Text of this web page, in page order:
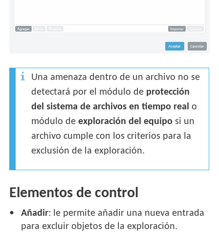
Una amenaza dentro de un archivo no se
detectará por el módulo de protección
del sistema de archivos en tiempo real o
módulo deexploración del equipo si un
archivo cumple con los criterios para la
exclusión de la exploración.
Elementos de control
Añadir: le permite añadir una nueva entrada
para excluir objetos de la exploración.